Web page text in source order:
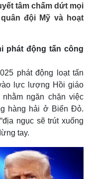
làm
đảo
tâm chấm dứt mọi
đội Mỹ và hoạt
phát động tấn công
phát động loạt tấn
lực lượng Hồi giáo
ngăn chặn việc
hàng hải ở Biển Đỏ.
ngục sẽ trút xuống
tay.